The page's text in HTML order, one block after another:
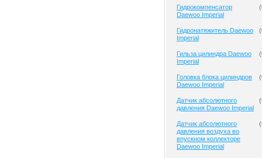
Гидрокомпенсатор
Daewoo Imperial
(
Гидронатяжитель Daewoo
Imperial
(
Гильза цилиндра Daewoo
Imperial
(
Головка блока цилиндров
Daewoo Imperial
(
Датчик абсолютного
давления Daewoo Imperial
(
Датчик абсолютного
давления воздуха во
впускном коллекторе
Daewoo Imperial
(